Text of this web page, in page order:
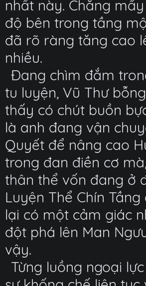
nhất này. Chẳng
độ bên trong tầng
đã rõ ràng tăng cao
nhiều.
Đang chìm đắm
tu luyện, Vũ Thư
thấy có chút buồn
là anh đang vận
Quyết để nâng cao
trong đan điền cơ
thân thể vốn đang ở
Luyện Thể Chín
lại có một cảm giác
đột phá lên Man
vậy.
Từng luồng ngoại